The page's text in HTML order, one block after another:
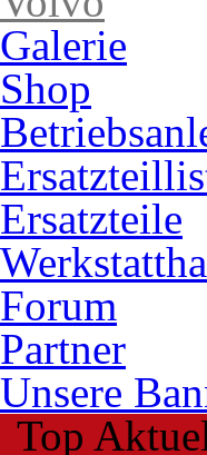
Galerie
Shop
Ersatzteile
Forum
Partner
Unsere
Top